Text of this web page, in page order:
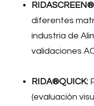
diferentes
industria de
validaciones
RIDA®QUICK:
(evaluación